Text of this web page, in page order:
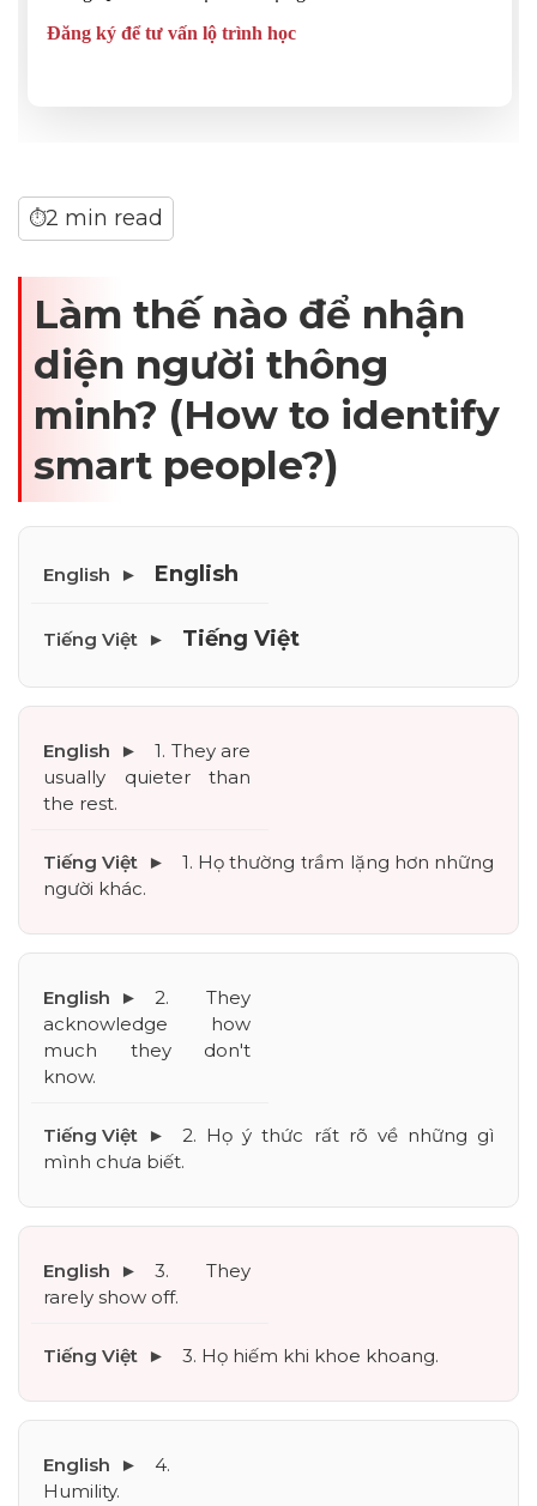
⏱2 min read
Làm thế nào để nhận
diện người thông
minh? (How to identify
smart people?)
English
Tiếng Việt
1. They are
usually quieter than
the rest.
1. Họ thường trầm lặng hơn những
người khác.
2. They
acknowledge how
much they don't
know.
2. Họ ý thức rất rõ về những gì
mình chưa biết.
3. They
rarely show off.
3. Họ hiếm khi khoe khoang.
4.
Humility.